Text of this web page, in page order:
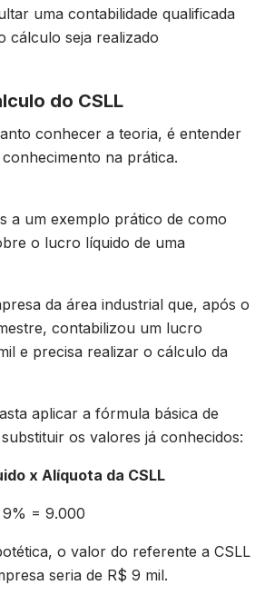
uma contabilidade qualificada
cálculo seja realizado
do CSLL
conhecer a teoria, é entender
na prática.
a um exemplo prático de como
o lucro líquido de uma
da área industrial que, após o
contabilizou um lucro
e precisa realizar o cálculo da
aplicar a fórmula básica de
os valores já conhecidos:
x Alíquota da CSLL
= 9.000
o valor do referente a CSLL
seria de R$ 9 mil.